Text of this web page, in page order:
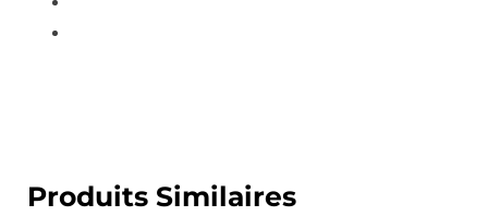
Produits Similaires